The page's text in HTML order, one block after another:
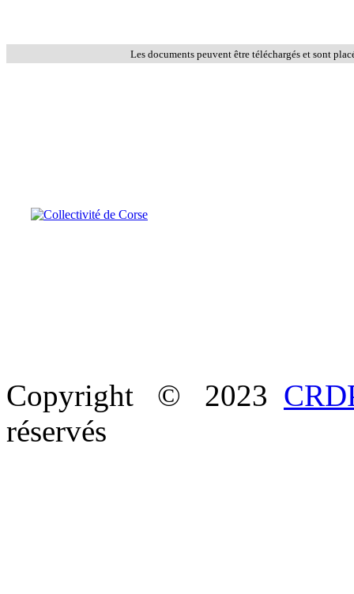
Les documents peuvent être téléchargés et sont
Copyright © 2023
réservés